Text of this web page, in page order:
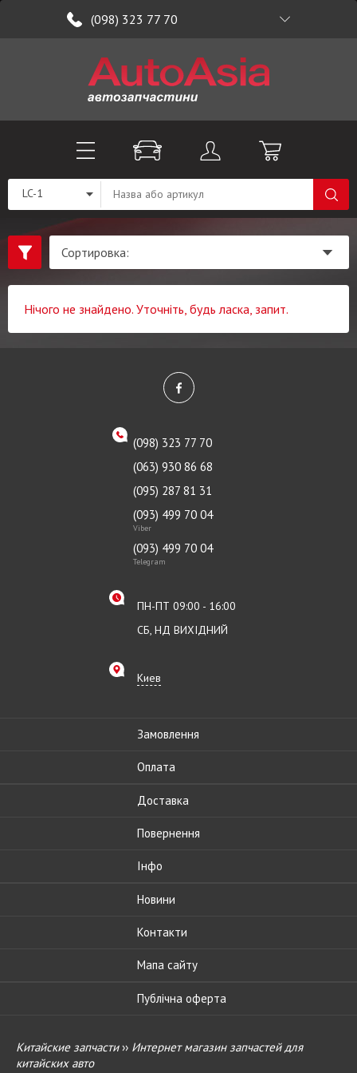
(098) 323 77 70
LC-1
Нічого не знайдено. Уточніть, будь ласка, запит.
(098) 323 77 70
(063) 930 86 68
(095) 287 81 31
(093) 499 70 04
Viber
(093) 499 70 04
Telegram
ПН-ПТ 09:00 - 16:00
СБ, НД ВИХІДНИЙ
Киев
Замовлення
Оплата
Доставка
Повернення
Інфо
Новини
Контакти
Мапа сайту
Публічна оферта
Китайские запчасти›› Интернет магазин запчастей для
китайских авто